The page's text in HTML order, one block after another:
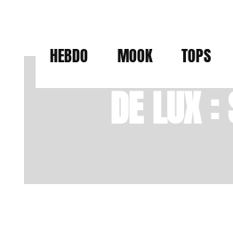
HEBDO MOOK TOPS
DE LUX